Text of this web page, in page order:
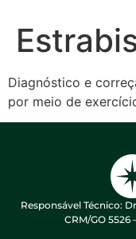
Diagnóstico e
por meio de
Responsável Técnico:
CRM/GO 5526